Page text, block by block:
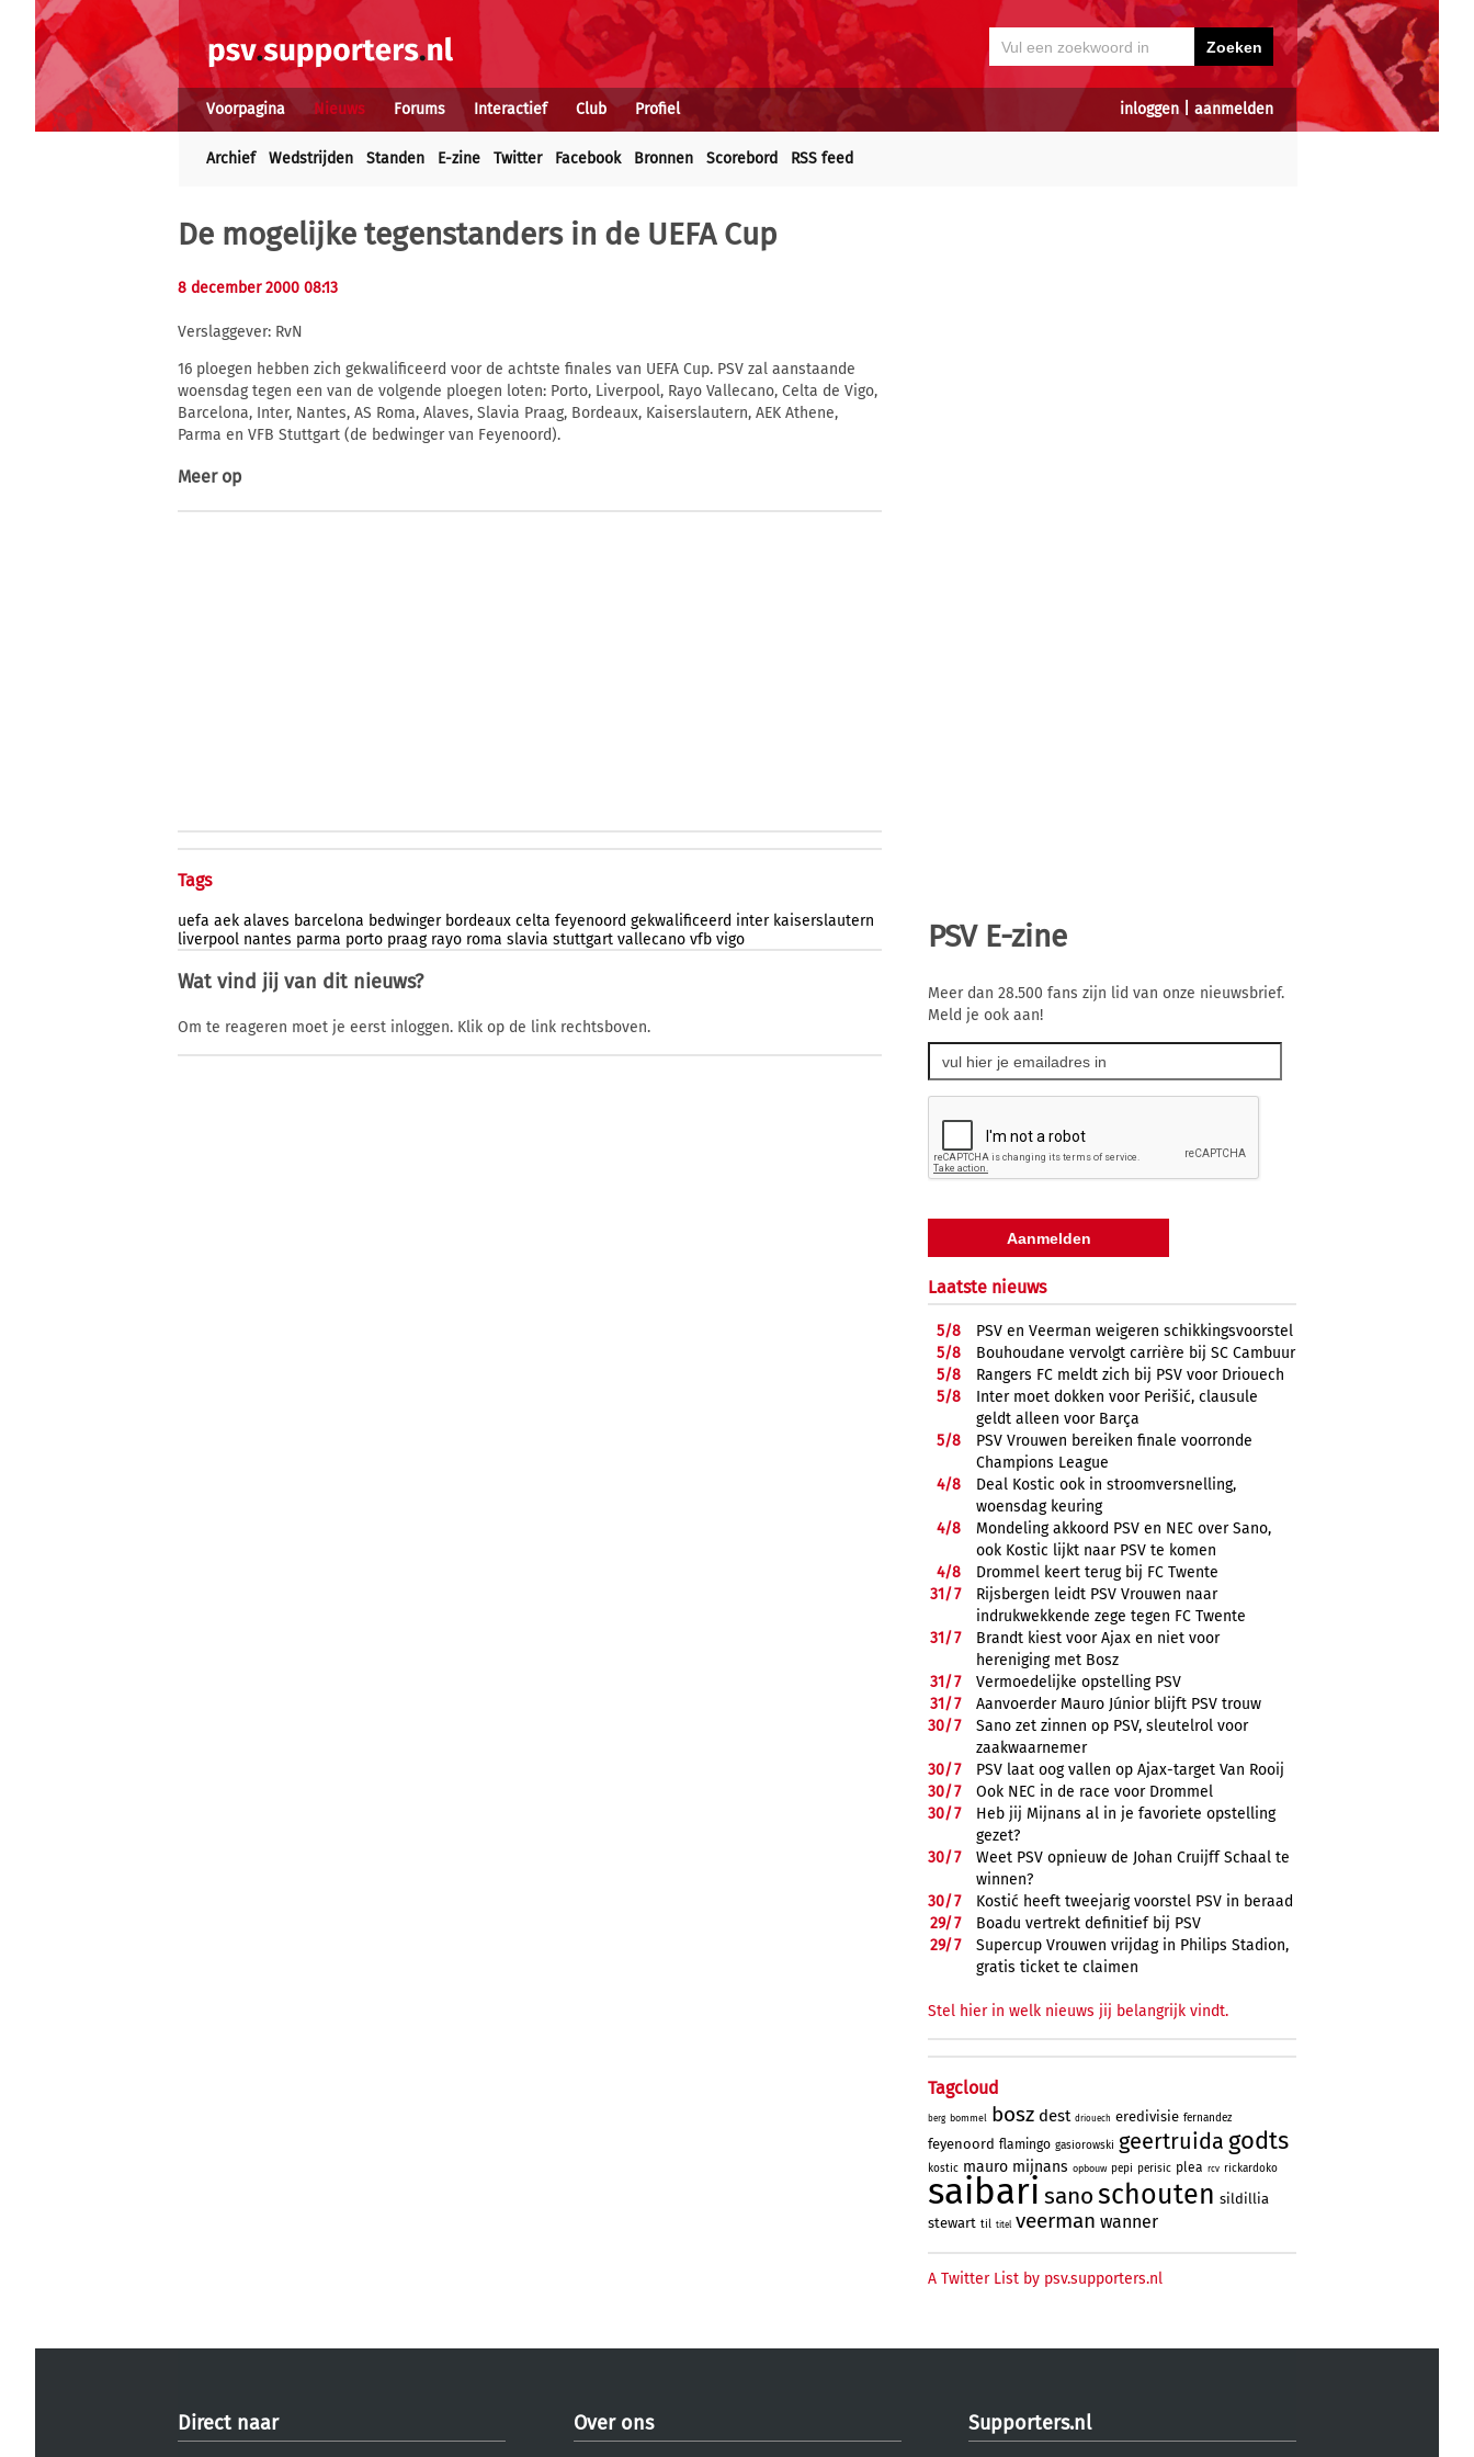
inloggen| aanmelden
Voorpagina Nieuws Forums Interactief Club Profiel
Archief Wedstrijden Standen E-zine Twitter Facebook Bronnen Scorebord RSS feed
De mogelijke tegenstanders in de UEFA Cup
8 december 2000 08:13
Verslaggever: RvN
16 ploegen hebben zich gekwalificeerd voor de achtste finales van UEFA Cup. PSV zal aanstaande
woensdag tegen een van de volgende ploegen loten: Porto, Liverpool, Rayo Vallecano, Celta de Vigo,
Barcelona, Inter, Nantes, AS Roma, Alaves, Slavia Praag, Bordeaux, Kaiserslautern, AEK Athene,
Parma en VFB Stuttgart (de bedwinger van Feyenoord).
Meer op
Tags
uefa aek alaves barcelona bedwinger bordeaux celta feyenoord gekwalificeerd inter kaiserslautern
liverpool nantes parma porto praag rayo roma slavia stuttgart vallecano vfb vigo
Wat vind jij van dit nieuws?
Om te reageren moet je eerst inloggen. Klik op de link rechtsboven.
PSV E-zine
Meer dan 28.500 fans zijn lid van onze nieuwsbrief.
Meld je ook aan!
Laatste nieuws
5/8
PSV en Veerman weigeren schikkingsvoorstel
5/8
Bouhoudane vervolgt carrière bij SC Cambuur
5/8
Rangers FC meldt zich bij PSV voor Driouech
5/8
Inter moet dokken voor Perišić, clausule
geldt alleen voor Barça
5/8
PSV Vrouwen bereiken finale voorronde
Champions League
4/8
Deal Kostic ook in stroomversnelling,
woensdag keuring
4/8
Mondeling akkoord PSV en NEC over Sano,
ook Kostic lijkt naar PSV te komen
4/8
Drommel keert terug bij FC Twente
31/7
Rijsbergen leidt PSV Vrouwen naar
indrukwekkende zege tegen FC Twente
31/7
Brandt kiest voor Ajax en niet voor
hereniging met Bosz
31/7
Vermoedelijke opstelling PSV
31/7
Aanvoerder Mauro Júnior blijft PSV trouw
30/7
Sano zet zinnen op PSV, sleutelrol voor
zaakwaarnemer
30/7
PSV laat oog vallen op Ajax-target Van Rooij
30/7
Ook NEC in de race voor Drommel
30/7
Heb jij Mijnans al in je favoriete opstelling
gezet?
30/7
Weet PSV opnieuw de Johan Cruijff Schaal te
winnen?
30/7
Kostić heeft tweejarig voorstel PSV in beraad
29/7
Boadu vertrekt definitief bij PSV
29/7
Supercup Vrouwen vrijdag in Philips Stadion,
gratis ticket te claimen
Stel hier in welk nieuws jij belangrijk vindt.
Tagcloud
berg bommel bosz dest driouech eredivisie fernandez
feyenoord flamingo gasiorowski geertruida godts
kostic mauro mijnans opbouw pepi perisic plea rcv rickardoko
saibari sanoschouten sildillia
stewart til titel veerman wanner
A Twitter List by psv.supporters.nl
Direct naar Over ons Supporters.nl